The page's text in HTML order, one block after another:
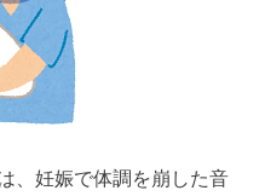
、妊娠で体調を崩した音